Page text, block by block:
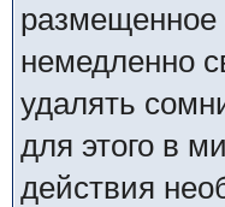
размещенное
немедленно
удалять
для этого в
действия